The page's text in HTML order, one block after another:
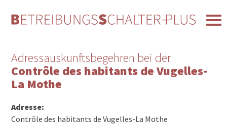
Adressauskunftsbegehren bei der
Contrôle des habitants de Vugelles-
La Mothe
Adresse:
Contrôle des habitants de Vugelles-La Mothe